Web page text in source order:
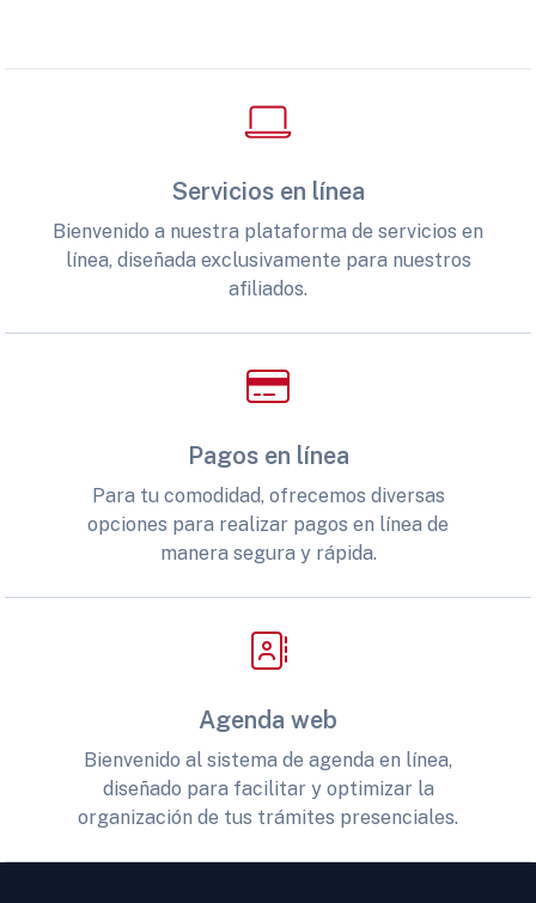
Servicios en línea
Bienvenido a nuestra plataforma de servicios en
línea, diseñada exclusivamente para nuestros
afiliados.
Pagos en línea
Para tu comodidad, ofrecemos diversas
opciones para realizar pagos en línea de
manera segura y rápida.
Agenda web
Bienvenido al sistema de agenda en línea,
diseñado para facilitar y optimizar la
organización de tus trámites presenciales.